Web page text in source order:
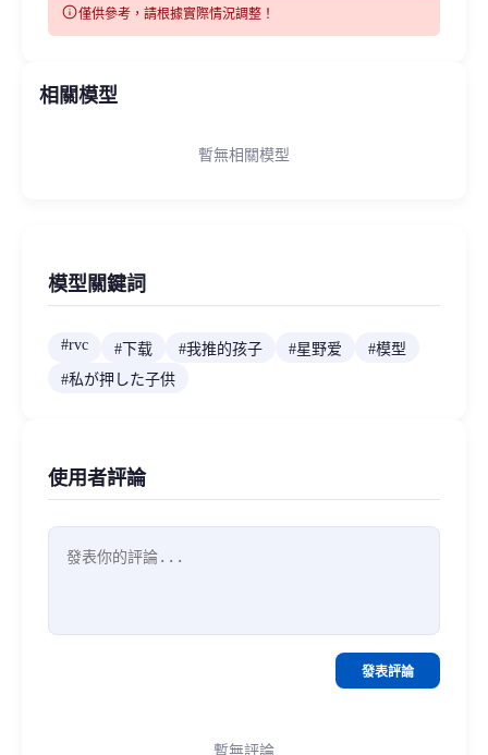
info僅供參考，請根據實際情況調整！
相關模型
暫無相關模型
模型關鍵詞
#rvc # 下载 #我推的孩子 #星野爱 #模型
#私が押した子供
使用者評論
發表評論
暫無評論